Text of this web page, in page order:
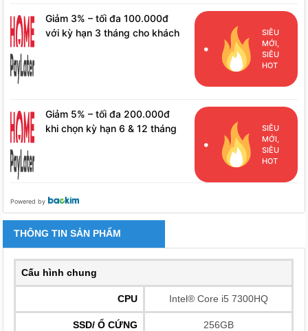
Giảm 3% – tối đa 100.000đ
với kỳ hạn 3 tháng cho khách
SIÊU
MỚI,
SIÊU
HOT
Giảm 5% – tối đa 200.000đ
khi chọn kỳ hạn 6 & 12 tháng
SIÊU
MỚI,
SIÊU
HOT
Powered by
THÔNG TIN SẢN PHẨM
Cấu hình chung
CPU Intel® Core i5 7300HQ
SSD/ Ổ CỨNG 256GB